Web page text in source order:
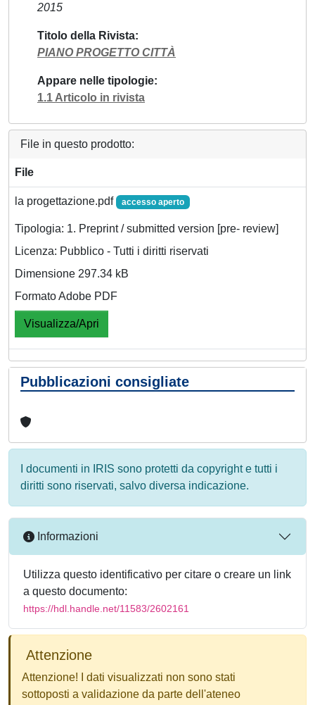
2015
Titolo della Rivista
PIANO PROGETTO CITTÀ
Appare nelle tipologie
1.1 Articolo in rivista
File in questo prodotto:
File
la progettazione.pdf accesso aperto
Tipologia: 1. Preprint / submitted version [pre- review]
Licenza: Pubblico - Tutti i diritti riservati
Dimensione 297.34 kB
Formato Adobe PDF
Visualizza/Apri
Pubblicazioni consigliate
I documenti in IRIS sono protetti da copyright e tutti i
diritti sono riservati, salvo diversa indicazione.
Informazioni
Utilizza questo identificativo per citare o creare un link
a questo documento:
https://hdl.handle.net/11583/2602161
Attenzione
Attenzione! I dati visualizzati non sono stati
sottoposti a validazione da parte dell'ateneo